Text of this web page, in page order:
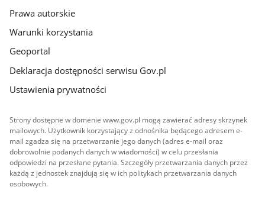
Prawa autorskie
Warunki korzystania
Geoportal
Deklaracja dostępności serwisu Gov.pl
Ustawienia prywatności
Strony dostępne w domenie www.gov.pl mogą zawierać adresy skrzynek
mailowych. Użytkownik korzystający z odnośnika będącego adresem e-
mail zgadza się na przetwarzanie jego danych (adres e-mail oraz
dobrowolnie podanych danych w wiadomości) w celu przesłania
odpowiedzi na przesłane pytania. Szczegóły przetwarzania danych przez
każdą z jednostek znajdują się w ich politykach przetwarzania danych
osobowych.